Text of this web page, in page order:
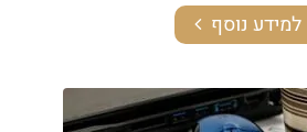
למידע נוסף